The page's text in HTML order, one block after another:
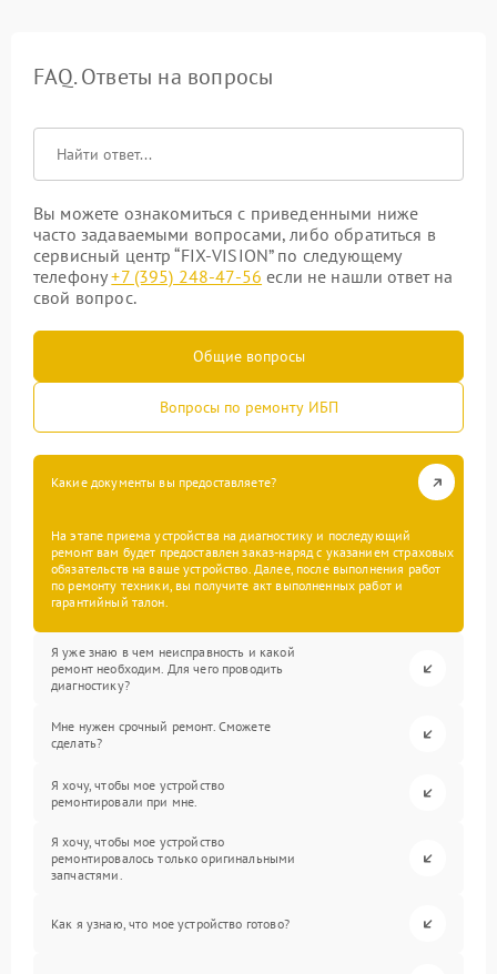
FAQ. Ответы на вопросы
Вы можете ознакомиться с приведенными ниже
часто задаваемыми вопросами, либо обратиться в
сервисный центр “FIX-VISION” по следующему
телефону+7 (395) 248-47-56 если не нашли ответ на
свой вопрос.
Общие вопросы
Вопросы по ремонту ИБП
Какие документы вы предоставляете?
На этапе приема устройства на диагностику и последующий
ремонт вам будет предоставлен заказ-наряд с указанием страховых
обязательств на ваше устройство. Далее, после выполнения работ
по ремонту техники, вы получите акт выполненных работ и
гарантийный талон.
Я уже знаю в чем неисправность и какой
ремонт необходим. Для чего проводить
диагностику?
Мне нужен срочный ремонт. Сможете
сделать?
Я хочу, чтобы мое устройство
ремонтировали при мне.
Я хочу, чтобы мое устройство
ремонтировалось только оригинальными
запчастями.
Как я узнаю, что мое устройство готово?